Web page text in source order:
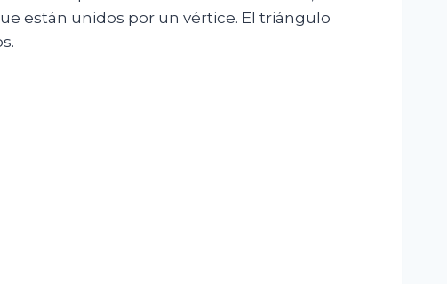
están unidos por un vértice. El triángulo